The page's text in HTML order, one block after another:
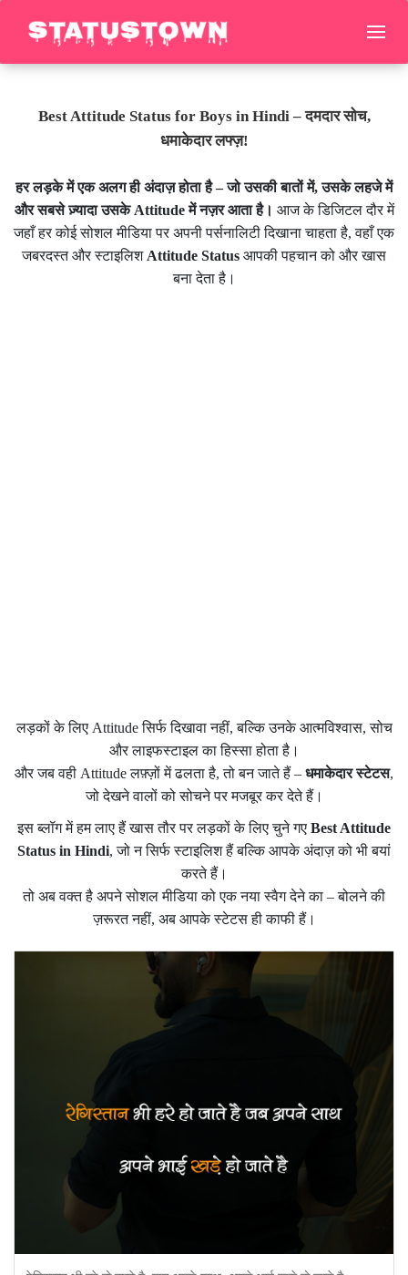
Best Attitude Status for Boys in Hindi – दमदार सोच,
धमाकेदार लफ्ज़!
हर लड़के में एक अलग ही अंदाज़ होता है – जो उसकी बातों में, उसके लहजे में
और सबसे ज़्यादा उसके Attitude में नज़र आता है। आज के डिजिटल दौर में
जहाँ हर कोई सोशल मीडिया पर अपनी पर्सनालिटी दिखाना चाहता है, वहाँ एक
जबरदस्त और स्टाइलिश Attitude Status आपकी पहचान को और खास
बना देता है।
लड़कों के लिए Attitude सिर्फ दिखावा नहीं, बल्कि उनके आत्मविश्वास, सोच
और लाइफस्टाइल का हिस्सा होता है।
और जब वही Attitude लफ़्ज़ों में ढलता है, तो बन जाते हैं – धमाकेदार स्टेटस,
जो देखने वालों को सोचने पर मजबूर कर देते हैं।
इस ब्लॉग में हम लाए हैं खास तौर पर लड़कों के लिए चुने गए Best Attitude
Status in Hindi, जो न सिर्फ स्टाइलिश हैं बल्कि आपके अंदाज़ को भी बयां
करते हैं।
तो अब वक्त है अपने सोशल मीडिया को एक नया स्वैग देने का – बोलने की
ज़रूरत नहीं, अब आपके स्टेटस ही काफी हैं।